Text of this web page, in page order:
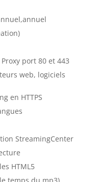
Proxy port 80 et 443
web, logiciels
en HTTPS
StreamingCenter
HTML5